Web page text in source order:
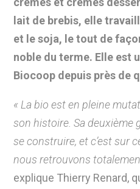
lait de brebis, elle
et le soja, le tout de
noble du terme. Elle est
Biocoop depuis près de
« La bio est en pleine
son histoire. Sa deuxième
se construire, et c’est sur
nous retrouvons
explique Thierry Renard,